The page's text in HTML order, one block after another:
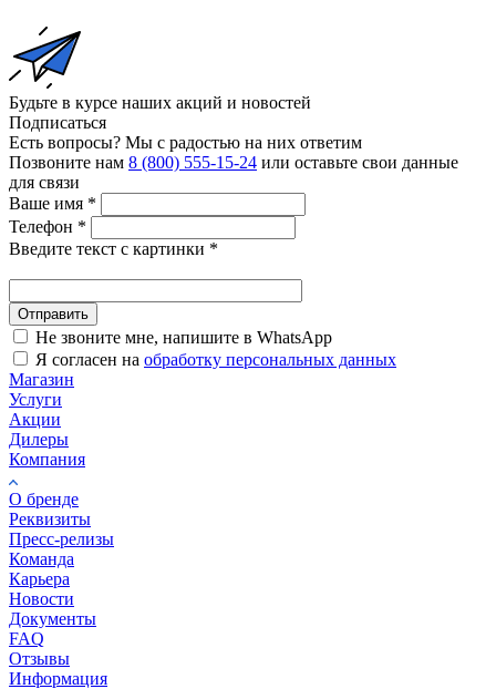
Будьте в курсе наших акций и новостей
Подписаться
Есть вопросы? Мы с радостью на них ответим
Позвоните нам 8 (800) 555-15-24 или оставьте свои данные
для связи
Ваше имя *
Телефон *
Введите текст с картинки *
Отправить
Не звоните мне, напишите в WhatsApp
Я согласен на обработку персональных данных
Магазин
Услуги
Акции
Дилеры
Компания
О бренде
Реквизиты
Пресс-релизы
Команда
Карьера
Новости
Документы
FAQ
Отзывы
Информация